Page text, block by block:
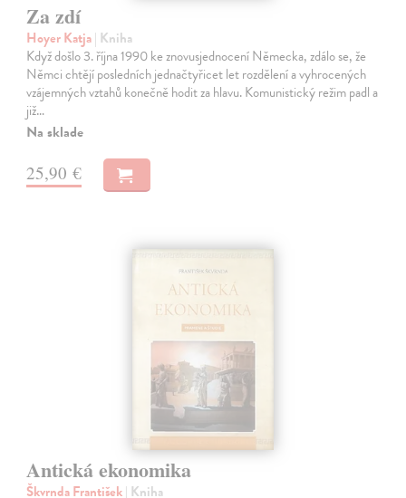
Za zdí
Hoyer Katja| Kniha
Když došlo 3. října 1990 ke znovusjednocení Německa, zdálo se, že
Němci chtějí posledních jednačtyřicet let rozdělení a vyhrocených
vzájemných vztahů konečně hodit za hlavu. Komunistický režim padl a
již…
Na sklade
25,90 €
Antická ekonomika
Škvrnda František| Kniha